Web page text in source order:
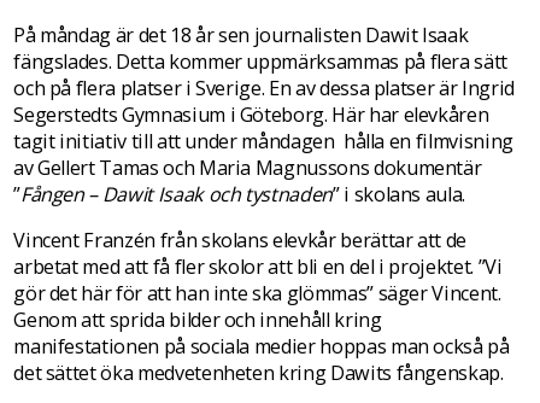
På måndag är det 18 år sen journalisten Dawit Isaak
fängslades. Detta kommer uppmärksammas på flera sätt
och på flera platser i Sverige. En av dessa platser är Ingrid
Segerstedts Gymnasium i Göteborg. Här har elevkåren
tagit initiativ till att under måndagen hålla en filmvisning
av Gellert Tamas och Maria Magnussons dokumentär
”Fången – Dawit Isaak och tystnaden” i skolans aula.
Vincent Franzén från skolans elevkår berättar att de
arbetat med att få fler skolor att bli en del i projektet. ”Vi
gör det här för att han inte ska glömmas” säger Vincent.
Genom att sprida bilder och innehåll kring
manifestationen på sociala medier hoppas man också på
det sättet öka medvetenheten kring Dawits fångenskap.